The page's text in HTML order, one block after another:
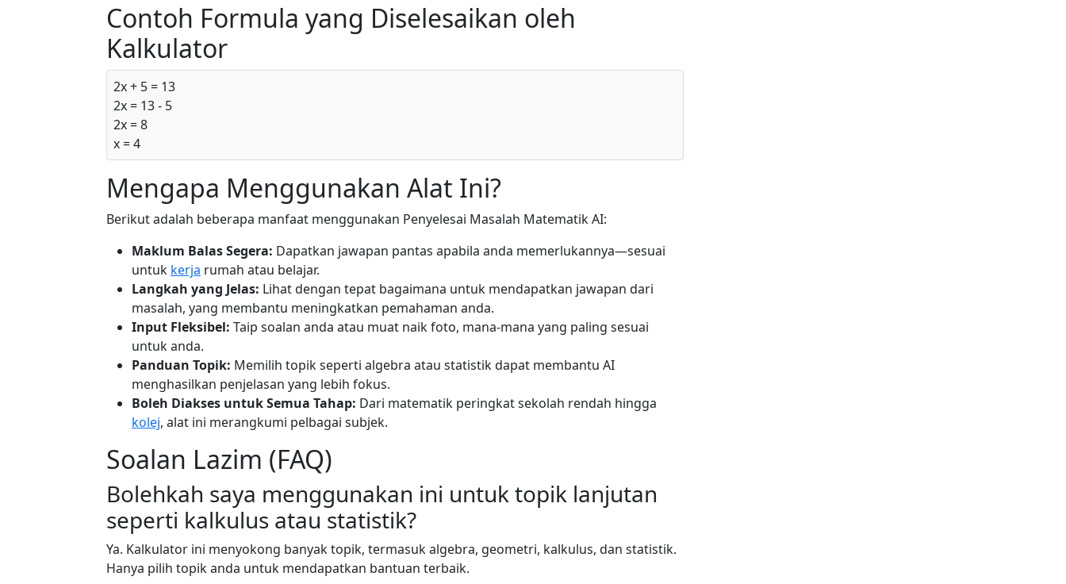
Contoh Formula yang Diselesaikan oleh
Kalkulator
2x + 5 = 13
2x = 13 - 5
2x = 8
x = 4
Mengapa Menggunakan Alat Ini?
Berikut adalah beberapa manfaat menggunakan Penyelesai Masalah Matematik AI:
Maklum Balas Segera: Dapatkan jawapan pantas apabila anda memerlukannya—sesuai
untuk kerja rumah atau belajar.
Langkah yang Jelas: Lihat dengan tepat bagaimana untuk mendapatkan jawapan dari
masalah, yang membantu meningkatkan pemahaman anda.
Input Fleksibel: Taip soalan anda atau muat naik foto, mana-mana yang paling sesuai
untuk anda.
Panduan Topik: Memilih topik seperti algebra atau statistik dapat membantu AI
menghasilkan penjelasan yang lebih fokus.
Boleh Diakses untuk Semua Tahap: Dari matematik peringkat sekolah rendah hingga
kolej, alat ini merangkumi pelbagai subjek.
Soalan Lazim (FAQ)
Bolehkah saya menggunakan ini untuk topik lanjutan
seperti kalkulus atau statistik?
Ya. Kalkulator ini menyokong banyak topik, termasuk algebra, geometri, kalkulus, dan statistik.
Hanya pilih topik anda untuk mendapatkan bantuan terbaik.